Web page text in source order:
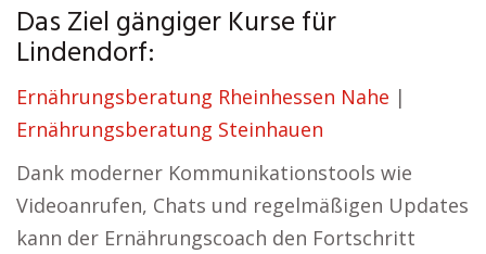
Das Ziel gängiger Kurse für
Lindendorf:
Ernährungsberatung Rheinhessen Nahe |
Ernährungsberatung Steinhauen
Dank moderner Kommunikationstools wie
Videoanrufen, Chats und regelmäßigen Updates
kann der Ernährungscoach den Fortschritt